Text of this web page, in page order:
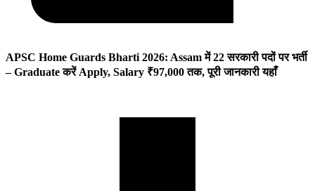
APSC Home Guards Bharti 2026: Assam में 22 सरकारी पदों पर भर्ती
– Graduate करें Apply, Salary ₹97,000 तक, पूरी जानकारी यहाँ